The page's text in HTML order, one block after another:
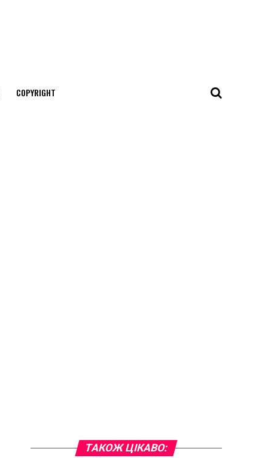
COPYRIGHT
ТАКОЖ ЦІКАВО: